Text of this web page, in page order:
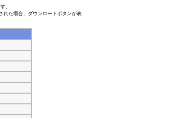
。
れた場合、ダウンロードボタンが表